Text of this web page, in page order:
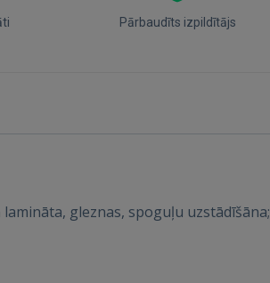
Pārbaudīts izpildītājs
gleznas, spoguļu uzstādīšāna;